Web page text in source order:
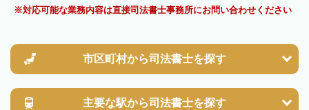
対応可能な業務内容は直接司法書士事務所にお問い合わせください
市区町村から司法書士を探す
主要な駅から司法書士を探す